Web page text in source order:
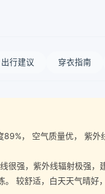
出行建议 穿衣指南
， 空气质量优， 紫
强，紫外线辐射极强
较舒适，白天天气晴